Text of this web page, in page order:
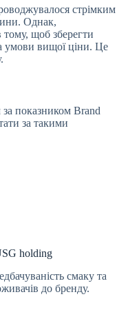
стрімким
Однак,
тому, щоб зберегти
умови вищої ціни. Це
за показником Brand
за такими
holding
смаку та
до бренду.